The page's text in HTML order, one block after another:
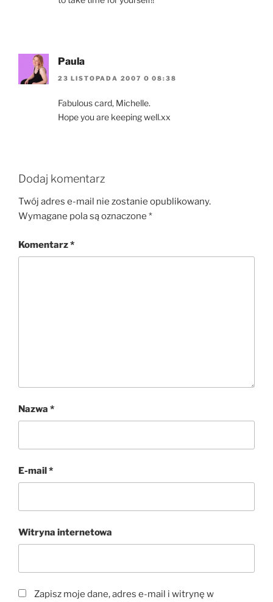
Paula
23 LISTOPADA 2007 O 08:38
Fabulous card, Michelle.
Hope you are keeping well.xx
Dodaj komentarz
Twój adres e-mail nie zostanie opublikowany.
Wymagane pola są oznaczone *
Komentarz*
Nazwa *
E-mail*
Witryna internetowa
Zapisz moje dane, adres e-mail i witrynę w